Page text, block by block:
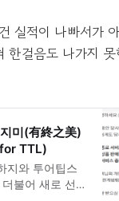
실적이 나빠서가
걸음도 나가지
미(有終之美)
TTL)
지와 투어팁스
불어 새로 선